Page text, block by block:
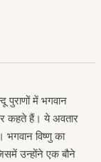
पुराणों में भगवान
कहते हैं। ये अवतार
भगवान विष्णु का
उन्होंने एक बौने